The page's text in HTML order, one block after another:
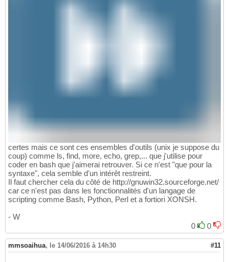
certes mais ce sont ces ensembles d'outils (unix je suppose du
coup) comme ls, find, more, echo, grep,... que j'utilise pour
coder en bash que j'aimerai retrouver. Si ce n'est "que pour la
syntaxe", cela semble d'un intérêt restreint.
Il faut chercher cela du côté de http://gnuwin32.sourceforge.net/
car ce n'est pas dans les fonctionnalités d'un langage de
scripting comme Bash, Python, Perl et a fortiori XONSH.
- W
0
0
mmsoaihua, le 14/06/2016 à 14h30 #11